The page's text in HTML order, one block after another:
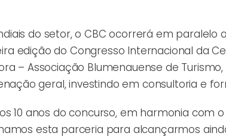
do setor, o CBC ocorrerá em paralelo
edição do Congresso Internacional da
– Associação Blumenauense de Turismo,
geral, investindo em consultoria e
10 anos do concurso, em harmonia com
esta parceria para alcançarmos